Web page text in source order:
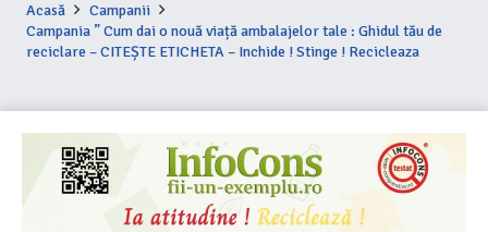
Acasă
Campanii
Campania ” Cum dai o nouă viață ambalajelor tale : Ghidul tău de
reciclare – CITEȘTE ETICHETA – Inchide ! Stinge ! Recicleaza